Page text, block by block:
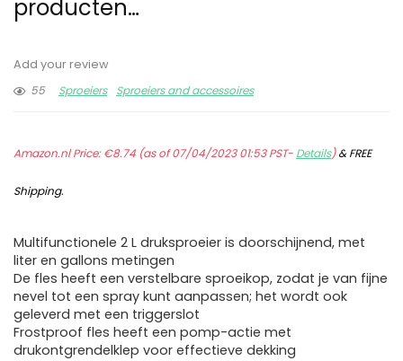
producten…
Add your review
55
Sproeiers Sproeiers and accessoires
Amazon.nl Price:€8.74 (as of 07/04/2023 01:53 PST- Details)&FREE
Shipping.
Multifunctionele 2 L druksproeier is doorschijnend, met
liter en gallons metingen
De fles heeft een verstelbare sproeikop, zodat je van fijne
nevel tot een spray kunt aanpassen; het wordt ook
geleverd met een triggerslot
Frostproof fles heeft een pomp-actie met
drukontgrendelklep voor effectieve dekking